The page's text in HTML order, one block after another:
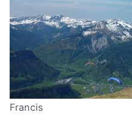
Francis